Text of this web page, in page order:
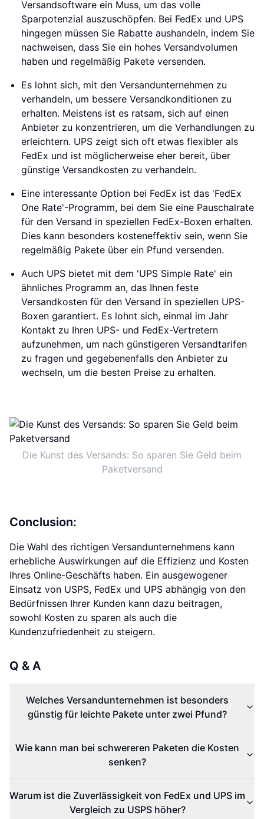
Versandsoftware ein Muss, um das volle
Sparpotenzial auszuschöpfen. Bei FedEx und UPS
hingegen müssen Sie Rabatte aushandeln, indem Sie
nachweisen, dass Sie ein hohes Versandvolumen
haben und regelmäßig Pakete versenden.
Es lohnt sich, mit den Versandunternehmen zu
verhandeln, um bessere Versandkonditionen zu
erhalten. Meistens ist es ratsam, sich auf einen
Anbieter zu konzentrieren, um die Verhandlungen zu
erleichtern. UPS zeigt sich oft etwas flexibler als
FedEx und ist möglicherweise eher bereit, über
günstige Versandkosten zu verhandeln.
Eine interessante Option bei FedEx ist das 'FedEx
One Rate'-Programm, bei dem Sie eine Pauschalrate
für den Versand in speziellen FedEx-Boxen erhalten.
Dies kann besonders kosteneffektiv sein, wenn Sie
regelmäßig Pakete über ein Pfund versenden.
Auch UPS bietet mit dem 'UPS Simple Rate' ein
ähnliches Programm an, das Ihnen feste
Versandkosten für den Versand in speziellen UPS-
Boxen garantiert. Es lohnt sich, einmal im Jahr
Kontakt zu Ihren UPS- und FedEx-Vertretern
aufzunehmen, um nach günstigeren Versandtarifen
zu fragen und gegebenenfalls den Anbieter zu
wechseln, um die besten Preise zu erhalten.
Die Kunst des Versands: So sparen Sie Geld beim
Paketversand
Conclusion:
Die Wahl des richtigen Versandunternehmens kann
erhebliche Auswirkungen auf die Effizienz und Kosten
Ihres Online-Geschäfts haben. Ein ausgewogener
Einsatz von USPS, FedEx und UPS abhängig von den
Bedürfnissen Ihrer Kunden kann dazu beitragen,
sowohl Kosten zu sparen als auch die
Kundenzufriedenheit zu steigern.
Q & A
Welches Versandunternehmen ist besonders
günstig für leichte Pakete unter zwei Pfund?
Wie kann man bei schwereren Paketen die Kosten
senken?
Warum ist die Zuverlässigkeit von FedEx und UPS im
Vergleich zu USPS höher?